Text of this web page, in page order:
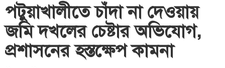
পটুয়াখালীতে চাঁদা না দেওয়ায়
জমি দখলের চেষ্টার অভিযোগ,
প্রশাসনের হস্তক্ষেপ কামনা